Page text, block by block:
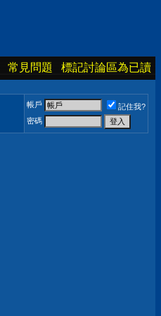
常見問題 標記討論區為已讀
帳戶
記住我?
密碼